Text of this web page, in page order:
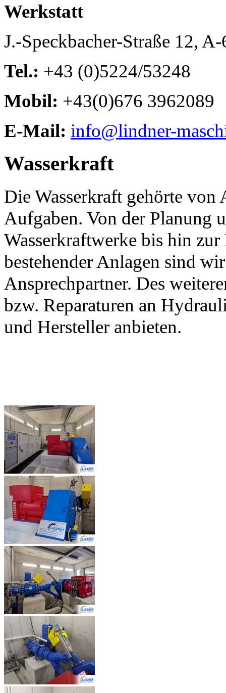
Werkstatt
J.-Speckbacher-Straße 12,
Tel.: +43 (0)5224/53248
Mobil: +43(0)676 3962089
E-Mail: info@lindner-
Wasserkraft
Die Wasserkraft gehörte von
Aufgaben. Von der Planung
Wasserkraftwerke bis hin
bestehender Anlagen sind
Ansprechpartner. Des
bzw. Reparaturen an
und Hersteller anbieten.